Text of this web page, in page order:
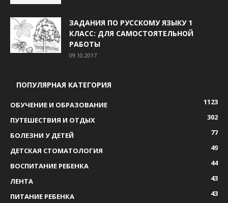
ЗАДАНИЯ ПО РУССКОМУ ЯЗЫКУ 1
КЛАСС: ДЛЯ САМОСТОЯТЕЛЬНОЙ
РАБОТЫ
09.10.2017
ПОПУЛЯРНАЯ КАТЕГОРИЯ
ОБУЧЕНИЕ И ОБРАЗОВАНИЕ
1123
ПУТЕШЕСТВИЯ И ОТДЫХ
302
БОЛЕЗНИ У ДЕТЕЙ
77
ДЕТСКАЯ СТОМАТОЛОГИЯ
49
ВОСПИТАНИЕ РЕБЕНКА
44
ЛЕНТА
43
ПИТАНИЕ РЕБЕНКА
43